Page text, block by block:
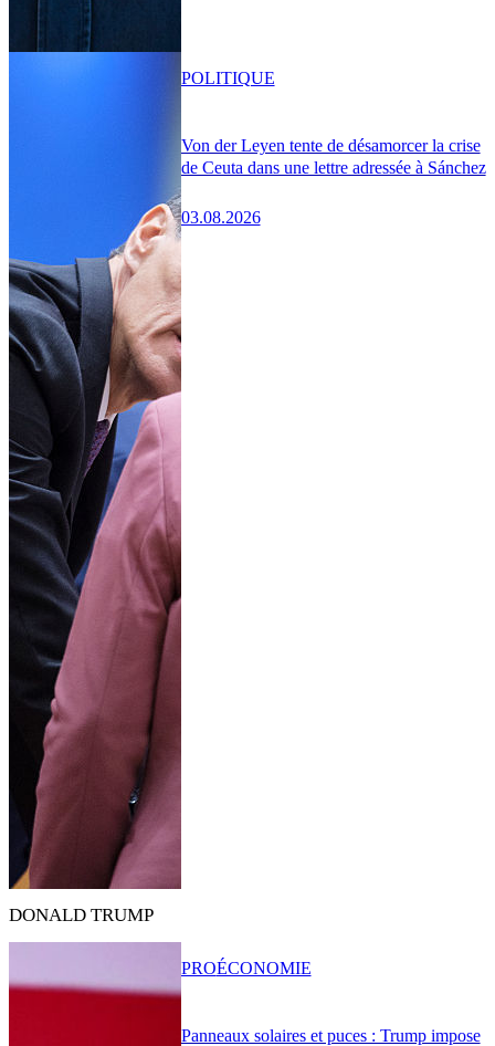
Von der Leyen tente de désamorcer la crise
de Ceuta dans une lettre adressée à Sánchez
03.08.2026
POLITIQUE
DONALD TRUMP
Panneaux solaires et puces : Trump impose
PROÉCONOMIE